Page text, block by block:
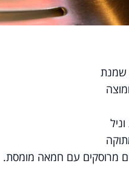
שמנת
מרוסקים עם חמאה מומסת.